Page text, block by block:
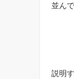
並ん
説明